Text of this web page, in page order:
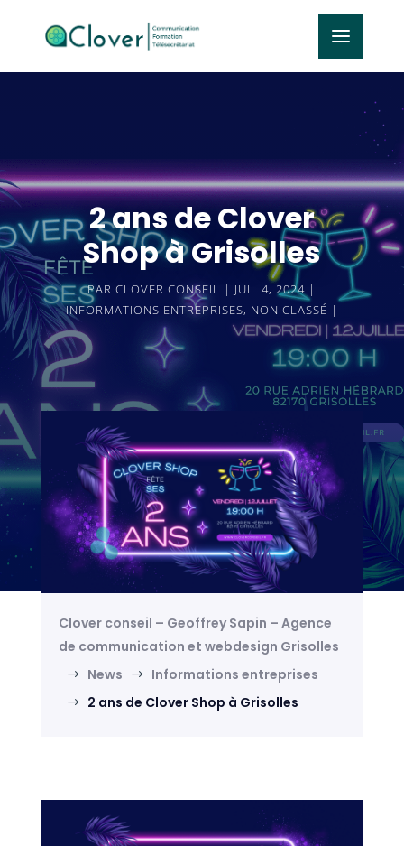
2 ans de Clover
Shop à Grisolles
PARCLOVER CONSEIL
JUIL 4, 2024
INFORMATIONS ENTREPRISES, NON CLASSÉ
Clover conseil – Geoffrey Sapin – Agence
de communication et webdesign Grisolles
$ News $ Informations entreprises
$ 2 ans de Clover Shop à Grisolles